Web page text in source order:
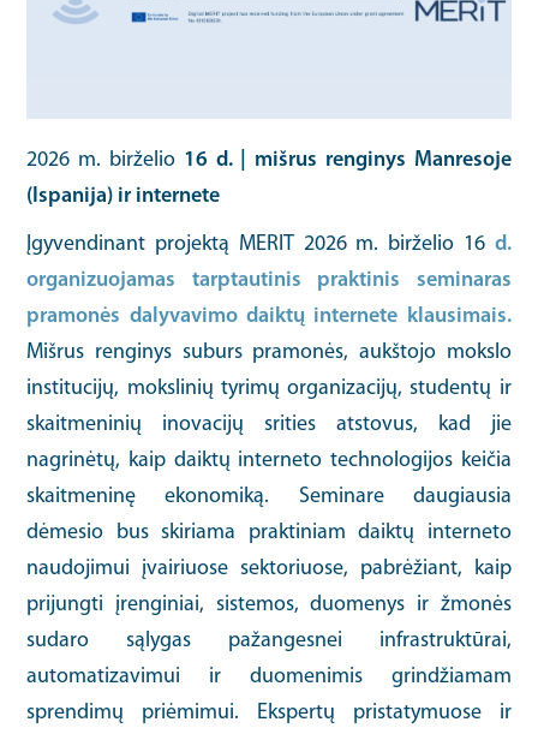
2026 m. birželio 16 d. | mišrus renginys Manresoje
(Ispanija) ir internete
Įgyvendinant projektą MERIT 2026 m. birželio 16 d.
organizuojamas tarptautinis praktinis seminaras
pramonės dalyvavimo daiktų internete klausimais.
Mišrus renginys suburs pramonės, aukštojo mokslo
institucijų, mokslinių tyrimų organizacijų, studentų ir
skaitmeninių inovacijų srities atstovus, kad jie
nagrinėtų, kaip daiktų interneto technologijos keičia
skaitmeninę ekonomiką. Seminare daugiausia
dėmesio bus skiriama praktiniam daiktų interneto
naudojimui įvairiuose sektoriuose, pabrėžiant, kaip
prijungti įrenginiai, sistemos, duomenys ir žmonės
sudaro sąlygas pažangesnei infrastruktūrai,
automatizavimui ir duomenimis grindžiamam
sprendimų priėmimui. Ekspertų pristatymuose ir